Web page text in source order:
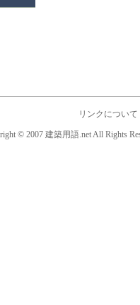
リンクについて
© 2007 建築用語.net All Rights